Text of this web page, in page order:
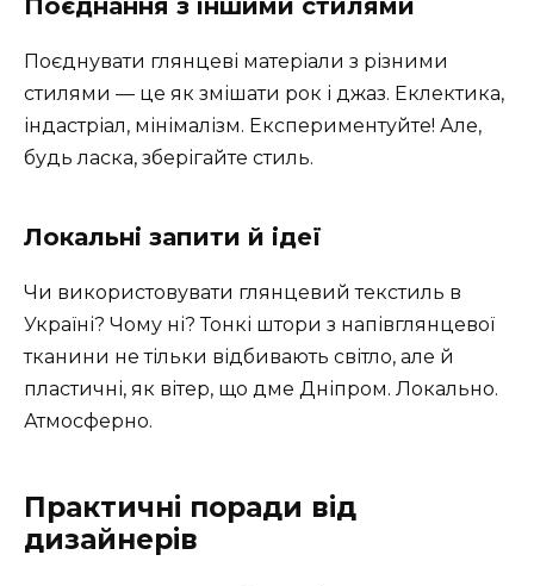
Поєднувати глянцеві матеріали з різними
стилями — це як змішати рок і джаз. Еклектика,
індастріал, мінімалізм. Експериментуйте! Але,
будь ласка, зберігайте стиль.
Локальні запити й ідеї
Чи використовувати глянцевий текстиль в
Україні? Чому ні? Тонкі штори з напівглянцевої
тканини не тільки відбивають світло, але й
пластичні, як вітер, що дме Дніпром. Локально.
Атмосферно.
Практичні поради від
дизайнерів